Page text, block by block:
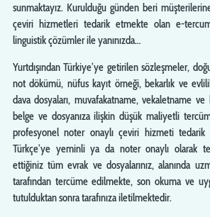
sunmaktayız. Kurulduğu günden beri
çeviri hizmetleri tedarik etmekte olan e-
linguistik çözümler ile yanınızda…
Yurtdışından Türkiye’ye getirilen sözleşmeler,
not dökümü, nüfus kayıt örneği, bekarlık ve
dava dosyaları, muvafakatname, vekaletname
belge ve dosyanıza ilişkin düşük maliyetli
profesyonel noter onaylı çeviri hizmeti
Türkçe’ye yeminli ya da noter onaylı olarak
ettiğiniz tüm evrak ve dosyalarınız, alanında
tarafından tercüme edilmekte, son okuma ve
tutulduktan sonra tarafınıza iletilmektedir.